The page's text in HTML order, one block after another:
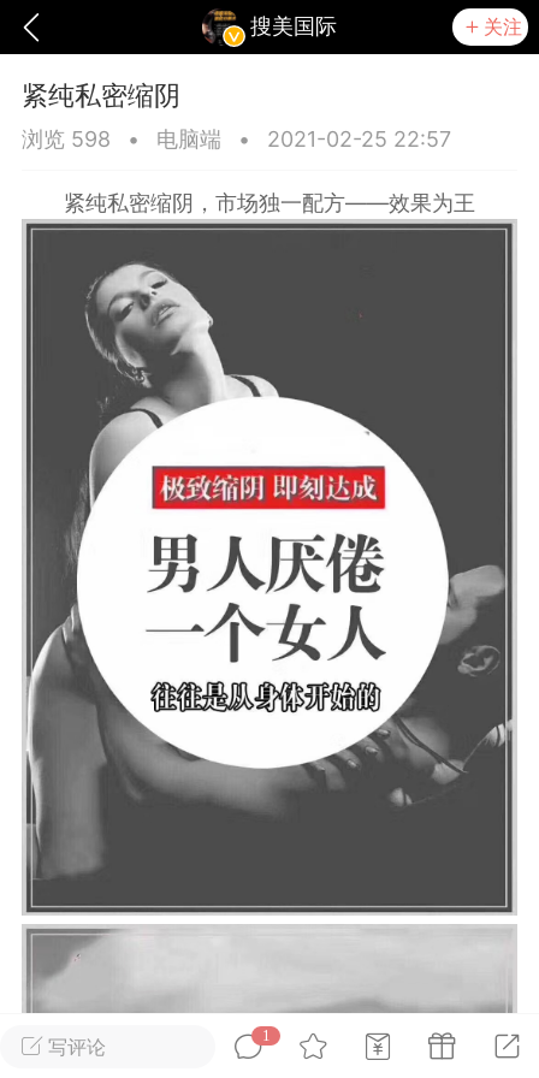
搜美国际 关注
爆汗熊 无创溶斑术
美业357 芯诗妍 卡卡美业
每次200金币 点击购买
师
脂
卡卡动能素
皇斯普拉雅
建术
DRYY面膜 微晶溶斑术
爆款平台
26 23:18
电脑端
闪充小白罐
本/双效闪充，养出紧致小白脸！一、项
充小白罐 = 闪充大白肌（仪器）× 草本
产品）×极光嫩肤啫喱（产品）这是一套
护...写评论
1
紧纯私密缩阴
浏览 598 • 电脑端 • 2021-02-25 22:57
紧纯私密缩阴，市场独一配方——效果为王